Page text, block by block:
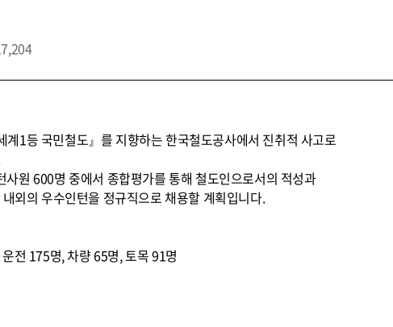
1등 국민철도』를 지향하는 한국철도공사에서 진취적 사고로
원 600명 중에서 종합평가를 통해 철도인으로서의 적성과
외의 우수인턴을 정규직으로 채용할 계획입니다.
전 175명, 차량 65명, 토목 91명